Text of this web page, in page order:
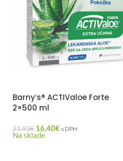
Barny′s® ACTIValoe Forte
2×500 ml
21,93€ 16,40€ s DPH
Na sklade